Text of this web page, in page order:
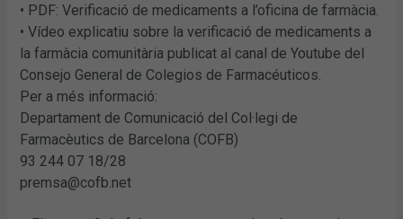
• PDF: Verificació de medicaments a l’oficina de farmàcia.
• Vídeo explicatiu sobre la verificació de medicaments a
la farmàcia comunitària publicat al canal de Youtube del
Consejo General de Colegios de Farmacéuticos.
Per a més informació:
Departament de Comunicació del Col·legi de
Farmacèutics de Barcelona (COFB)
93 244 07 18/28
premsa@cofb.net